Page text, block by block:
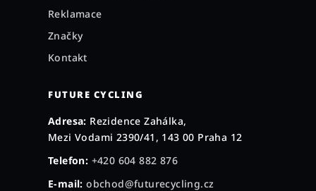
Reklamace
Značky
Kontakt
FUTURE CYCLING
Adresa: Rezidence Zahálka,
Mezi Vodami 2390/41, 143 00 Praha 12
Telefon: +420 604 882 876
E-mail: obchod@futurecycling.cz